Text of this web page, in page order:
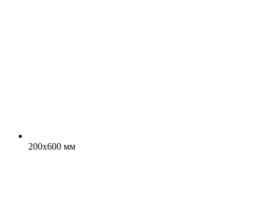
200x600 мм